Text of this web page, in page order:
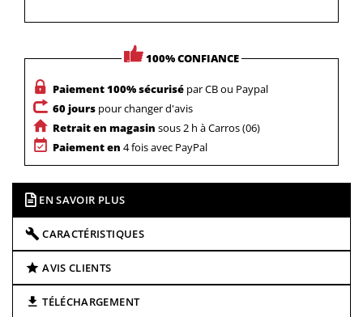
100% CONFIANCE
Paiement 100% sécurisé par CB ou Paypal
60 jours pour changer d'avis
Retrait en magasin sous 2 h à Carros (06)
Paiement en 4 fois avec PayPal
EN SAVOIR PLUS
CARACTÉRISTIQUES
AVIS CLIENTS
TÉLÉCHARGEMENT